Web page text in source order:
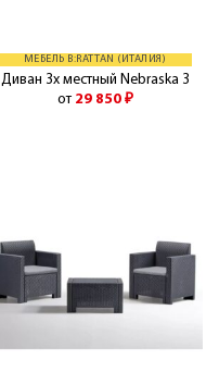
МЕБЕЛЬ B:RATTAN (ИТАЛИЯ)
Диван 3х местный Nebraska 3
от 29 850 ₽